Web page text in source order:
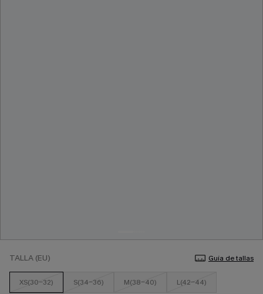
TALLA (EU) Guía de tallas
XS(30-32) S(34-36) M(38-40) L(42-44)